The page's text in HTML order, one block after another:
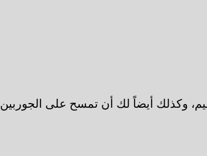
وكذلك أيضاً لك أن تمسح على الجوربين